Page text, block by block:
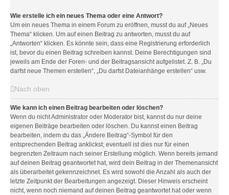
Wie erstelle ich ein neues Thema oder eine Antwort?
Um ein neues Thema in einem Forum zu eröffnen, musst du auf „Neues
Thema“ klicken. Um auf einen Beitrag zu antworten, musst du auf
„Antworten“ klicken. Es könnte sein, dass eine Registrierung erforderlich
ist, bevor du einen Beitrag schreiben kannst. Deine Berechtigungen sind
jeweils am Ende der Foren- und der Beitragsansicht aufgelistet. Z. B. „Du
darfst neue Themen erstellen“, „Du darfst Dateianhänge erstellen“ usw.
Nach oben
Wie kann ich einen Beitrag bearbeiten oder löschen?
Wenn du nicht Administrator oder Moderator bist, kannst du nur deine
eigenen Beiträge bearbeiten oder löschen. Du kannst einen Beitrag
bearbeiten, indem du das „Ändere Beitrag“-Symbol für den
entsprechenden Beitrag anklickst; eventuell ist dies nur für einen
begrenzten Zeitraum nach seiner Erstellung möglich. Wenn bereits jemand
auf deinen Beitrag geantwortet hat, wird dein Beitrag in der Themenansicht
als überarbeitet gekennzeichnet. Es wird sowohl die Anzahl als auch der
letzte Zeitpunkt der Bearbeitungen angezeigt. Dieser Hinweis erscheint
nicht, wenn noch niemand auf deinen Beitrag geantwortet hat oder wenn